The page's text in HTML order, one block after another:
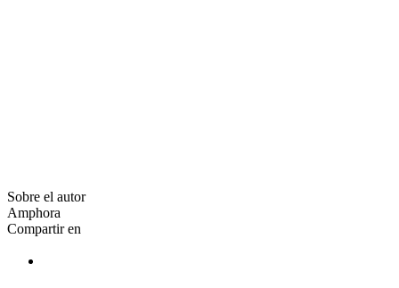
Sobre el autor
Amphora
Compartir en